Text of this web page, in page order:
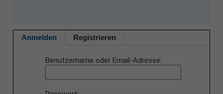
Anmelden Registrieren
Benutzername oder Email-Adresse